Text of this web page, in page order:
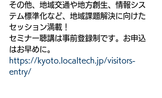
その他、地域交通や地方創生、情報シス
テム標準化など、地域課題解決に向けた
セッション満載！
セミナー聴講は事前登録制です。お申込
はお早めに。
https://kyoto.localtech.jp/visitors-
entry/